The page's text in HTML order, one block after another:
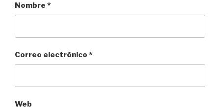
Nombre *
Correo electrónico *
Web